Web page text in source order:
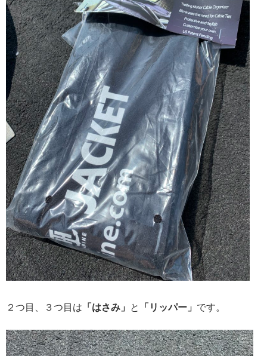
２つ目、３つ目は 「はさみ」 と 「リッパー」 です。